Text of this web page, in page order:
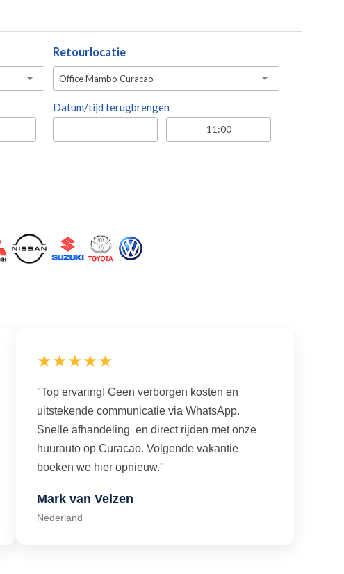
Retourlocatie
Office Mambo Curacao
Datum/tijd terugbrengen
★★★★★
"Top ervaring! Geen verborgen kosten en
uitstekende communicatie via WhatsApp.
Snelle afhandeling en direct rijden met onze
huurauto op Curacao. Volgende vakantie
boeken we hier opnieuw."
Mark van Velzen
Nederland